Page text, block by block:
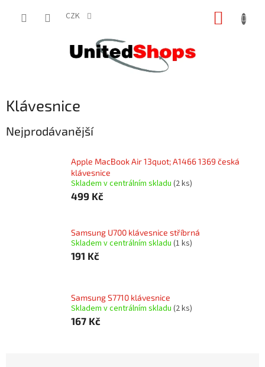
CZK
Klávesnice
Nejprodávanější
Apple MacBook Air 13quot; A1466 1369 česká
klávesnice
Skladem v centrálním skladu (2 ks)
499 Kč
Samsung U700 klávesnice stříbrná
Skladem v centrálním skladu (1 ks)
191 Kč
Samsung S7710 klávesnice
Skladem v centrálním skladu (2 ks)
167 Kč